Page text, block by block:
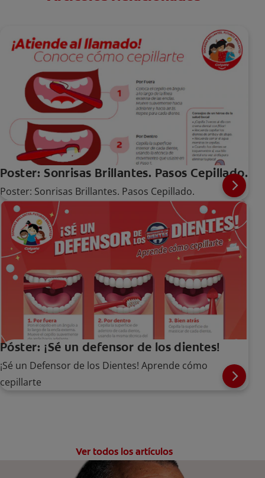
Poster: Sonrisas Brillantes. Pasos Cepillado.
Poster: Sonrisas Brillantes. Pasos Cepillado.
Póster: ¡Sé un defensor de los dientes!
¡Sé un Defensor de los Dientes! Aprende cómo
cepillarte
Ver todos los artículos